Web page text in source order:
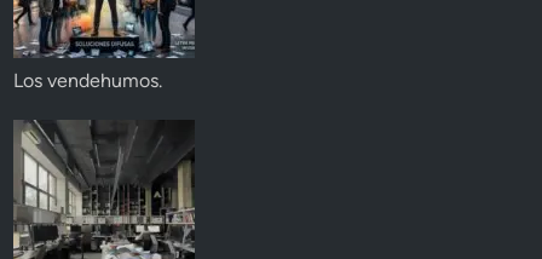
Los vendehumos.